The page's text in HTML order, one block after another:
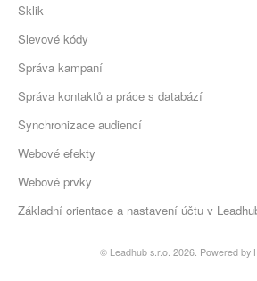
Sklik
Slevové kódy
Správa kampaní
Správa kontaktů a práce s databází
Synchronizace audiencí
Webové efekty
Webové prvky
Základní orientace a nastavení účtu v
© Leadhub s.r.o. 2026. Powered by